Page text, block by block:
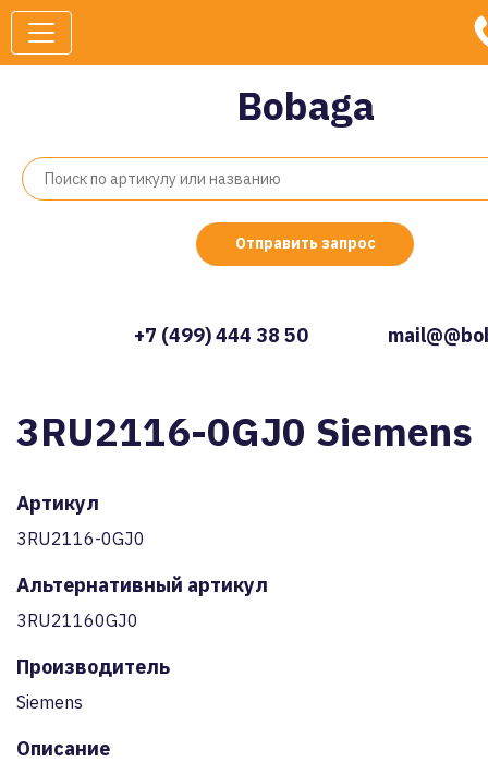
Bobaga
Отправить запрос
+7 (499) 444 38 50
3RU2116-0GJ0 Siemens
Артикул
3RU2116-0GJ0
Альтернативный артикул
3RU21160GJ0
Производитель
Siemens
Описание